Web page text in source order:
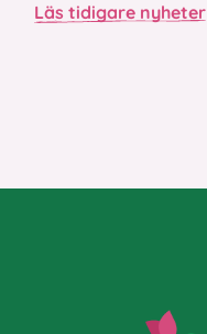
Läs tidigare nyheter